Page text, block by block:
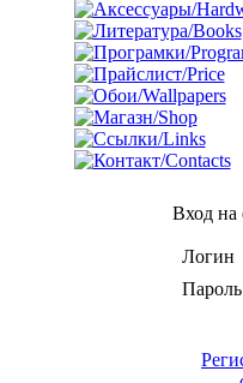
Вход на
Логин
Пароль